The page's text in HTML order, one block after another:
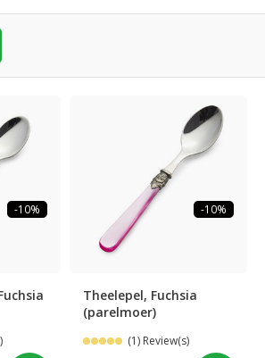
-10% -10%
Theelepel, Fuchsia
(parelmoer)
(1) Review(s)